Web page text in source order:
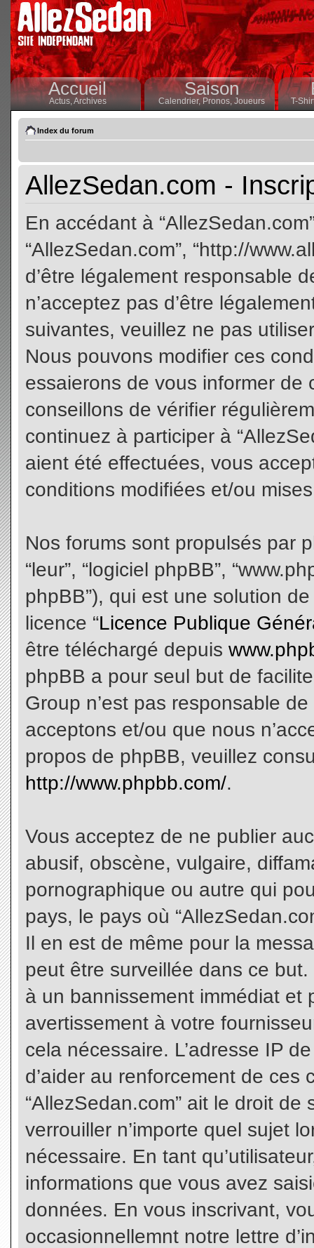
Accueil
Actus,Archives
Saison
Calendrier,Pronos, Joueurs T-
Index du forum
AllezSedan.com -
En accédant à
“AllezSedan.com”, “http://
d’être légalement responsable
n’acceptez pas d’être
suivantes, veuillez ne pas
Nous pouvons modifier ces
essaierons de vous informer
conseillons de vérifier
continuez à participer à
aient été effectuées, vous
conditions modifiées et/ou
Nos forums sont propulsés par
“leur”, “logiciel phpBB”,
phpBB”), qui est une solution
licence “Licence Publique
être téléchargé depuis
phpBB a pour seul but de
Group n’est pas responsable
acceptons et/ou que nous
propos de phpBB, veuillez
http://www.phpbb.com/.
Vous acceptez de ne publier
abusif, obscène, vulgaire,
pornographique ou autre qui
pays, le pays où
Il en est de même pour la
peut être surveillée dans ce
à un bannissement immédiat et
avertissement à votre
cela nécessaire. L’adresse IP
d’aider au renforcement de
“AllezSedan.com” ait le droit de
verrouiller n’importe quel sujet
nécessaire. En tant
informations que vous avez
données. En vous inscrivant,
occasionnellemnt notre lettre